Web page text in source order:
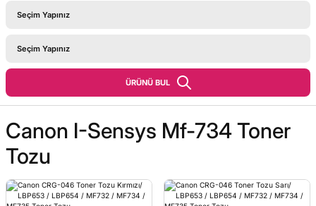
ÜRÜNÜ BUL
Canon I-Sensys Mf-734 Toner
Tozu